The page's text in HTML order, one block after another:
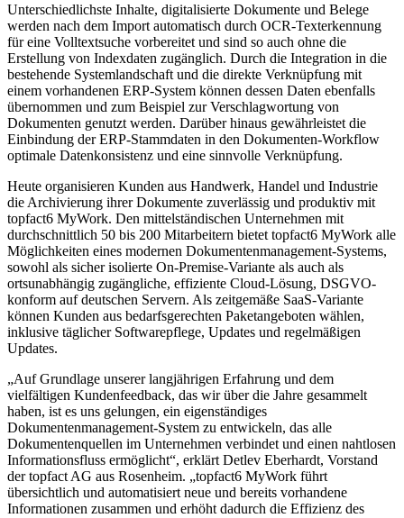
Unterschiedlichste Inhalte, digitalisierte Dokumente und Belege
werden nach dem Import automatisch durch OCR-Texterkennung
für eine Volltextsuche vorbereitet und sind so auch ohne die
Erstellung von Indexdaten zugänglich. Durch die Integration in die
bestehende Systemlandschaft und die direkte Verknüpfung mit
einem vorhandenen ERP-System können dessen Daten ebenfalls
übernommen und zum Beispiel zur Verschlagwortung von
Dokumenten genutzt werden. Darüber hinaus gewährleistet die
Einbindung der ERP-Stammdaten in den Dokumenten-Workflow
optimale Datenkonsistenz und eine sinnvolle Verknüpfung.
Heute organisieren Kunden aus Handwerk, Handel und Industrie
die Archivierung ihrer Dokumente zuverlässig und produktiv mit
topfact6 MyWork. Den mittelständischen Unternehmen mit
durchschnittlich 50 bis 200 Mitarbeitern bietet topfact6 MyWork alle
Möglichkeiten eines modernen Dokumentenmanagement-Systems,
sowohl als sicher isolierte On-Premise-Variante als auch als
ortsunabhängig zugängliche, effiziente Cloud-Lösung, DSGVO-
konform auf deutschen Servern. Als zeitgemäße SaaS-Variante
können Kunden aus bedarfsgerechten Paketangeboten wählen,
inklusive täglicher Softwarepflege, Updates und regelmäßigen
Updates.
„Auf Grundlage unserer langjährigen Erfahrung und dem
vielfältigen Kundenfeedback, das wir über die Jahre gesammelt
haben, ist es uns gelungen, ein eigenständiges
Dokumentenmanagement-System zu entwickeln, das alle
Dokumentenquellen im Unternehmen verbindet und einen nahtlosen
Informationsfluss ermöglicht“, erklärt Detlev Eberhardt, Vorstand
der topfact AG aus Rosenheim. „topfact6 MyWork führt
übersichtlich und automatisiert neue und bereits vorhandene
Informationen zusammen und erhöht dadurch die Effizienz des